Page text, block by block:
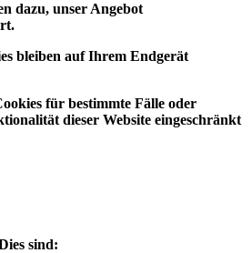
dazu, unser Angebot
bleiben auf Ihrem Endgerät
für bestimmte Fälle oder
dieser Website eingeschränkt
sind: